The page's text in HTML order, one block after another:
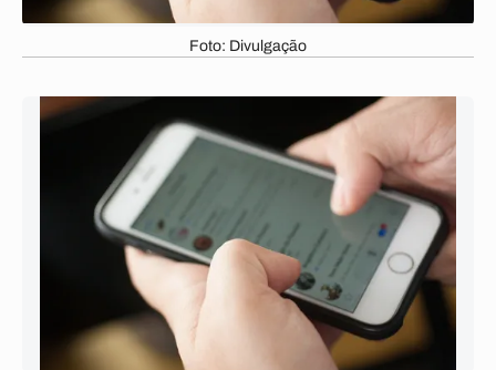
Foto: Divulgação